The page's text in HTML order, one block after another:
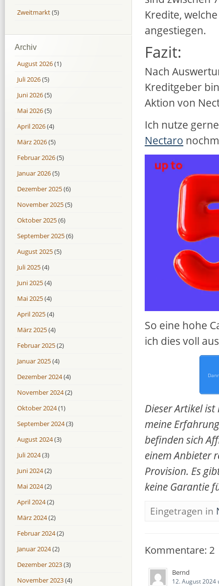
Kredite,
angestiegen.
Fazit:
Nach
Kreditgeber
Aktion von
Ich nutze
Nectaro
So eine hohe
ich dies voll
Dieser Artikel
meine
befinden sich
einem Anbieter
Provision. Es
keine Garantie
Eingetragen in
Kommentare: 2
Bernd
12. August 2024
Zweitmarkt(5)
Archiv
August 2026(1)
Juli 2026(5)
Juni 2026(5)
Mai 2026(5)
April 2026(4)
März 2026(5)
Februar 2026(5)
Januar 2026(5)
Dezember 2025(6)
November 2025(5)
Oktober 2025(6)
September 2025(6)
August 2025(5)
Juli 2025(4)
Juni 2025(4)
Mai 2025(4)
April 2025(4)
März 2025(4)
Februar 2025(2)
Januar 2025(4)
Dezember 2024(4)
November 2024(2)
Oktober 2024(1)
September 2024(3)
August 2024(3)
Juli 2024(3)
Juni 2024(2)
Mai 2024(2)
April 2024(2)
März 2024(2)
Februar 2024(2)
Januar 2024(2)
Dezember 2023(3)
November 2023(4)